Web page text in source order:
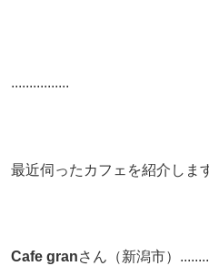
................
最近伺ったカフェを紹介しま
Cafe granさん（新潟市）